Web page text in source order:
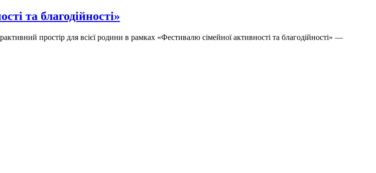
та благодійності»
простір для всієї родини в рамках «Фестивалю сімейної активності та благодійності» —